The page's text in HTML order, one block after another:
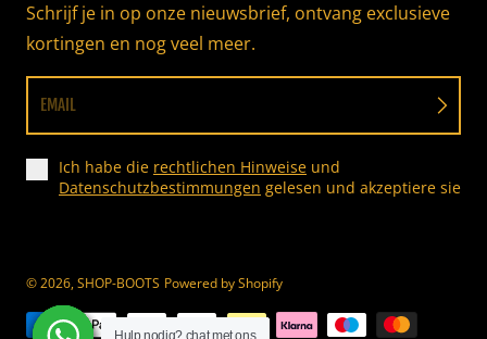
Schrijf je in op onze nieuwsbrief, ontvang exclusieve
kortingen en nog veel meer.
EMAIL
Ich habe die rechtlichen Hinweise und
Datenschutzbestimmungen gelesen und akzeptiere sie
© 2026,SHOP-BOOTS Powered by Shopify
Betaalmethoden
Hulp nodig? chat met ons
Hulp nodig? chat met ons
Hulp nodig? chat met ons
Hulp nodig? chat met ons
Hulp nodig? chat met ons
Hulp nodig? chat met ons
Hulp nodig? chat met ons